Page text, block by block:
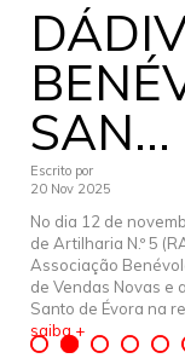
SAN...
Escrito por
20 Nov 2025
No dia 12 de
de Artilharia N.º 5
Associação
de Vendas Novas e
Santo de Évora na
saiba +